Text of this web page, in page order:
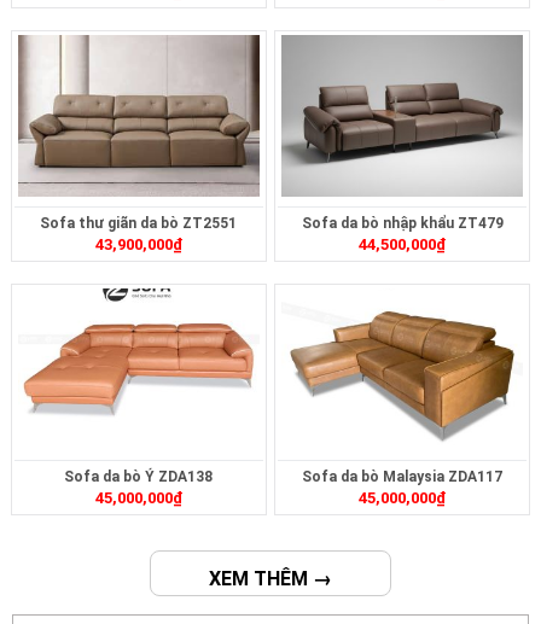
Sofa thư giãn da bò ZT2551
43,900,000₫
Sofa da bò nhập khẩu ZT479
44,500,000₫
Sofa da bò Ý ZDA138
45,000,000₫
Sofa da bò Malaysia ZDA117
45,000,000₫
XEM THÊM →